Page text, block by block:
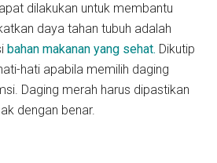
dilakukan untuk membantu
daya tahan tubuh adalah
bahan makanan yang sehat. Dikutip
hati apabila memilih daging
Daging merah harus dipastikan
dengan benar.